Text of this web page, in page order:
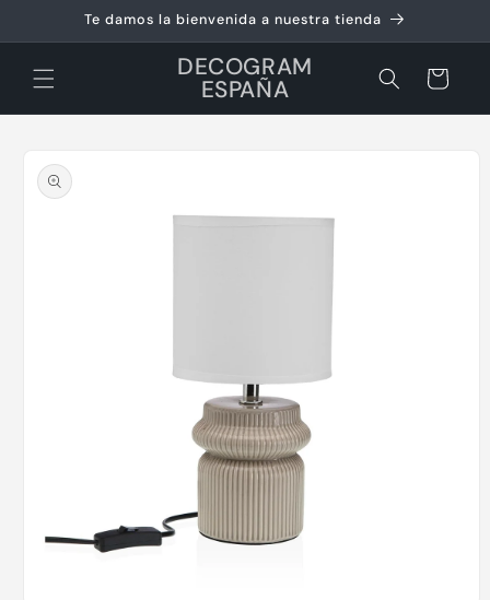
directamente
al contenido
Te damos la bienvenida a nuestra tienda
DECOGRAM
ESPAÑA Carrito
a la
información